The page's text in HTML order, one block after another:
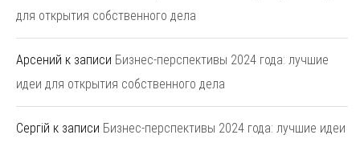
для открытия собственного дела
Арсений к записи Бизнес-перспективы 2024 года: лучшие
идеи для открытия собственного дела
Сергій к записи Бизнес-перспективы 2024 года: лучшие идеи